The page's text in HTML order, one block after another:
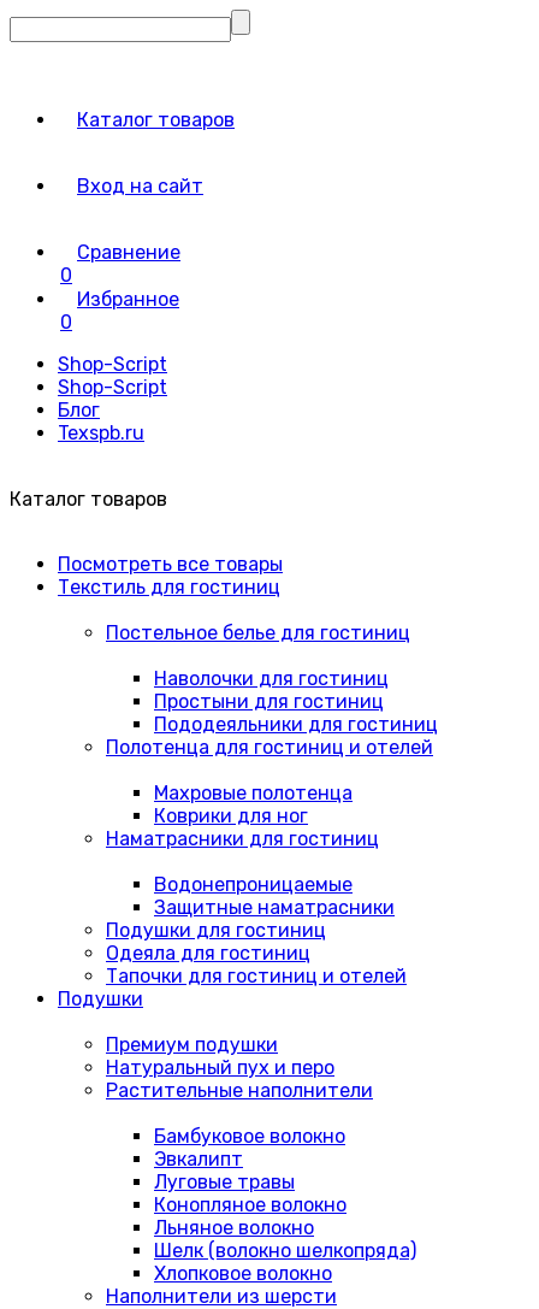
Каталог товаров
Вход на сайт
Сравнение
0
Избранное
0
Shop-Script
Shop-Script
Блог
Texspb.ru
Каталог товаров
Посмотреть все товары
Текстиль для гостиниц
Постельное белье для гостиниц
Наволочки для гостиниц
Простыни для гостиниц
Пододеяльники для гостиниц
Полотенца для гостиниц и отелей
Махровые полотенца
Коврики для ног
Наматрасники для гостиниц
Водонепроницаемые
Защитные наматрасники
Подушки для гостиниц
Одеяла для гостиниц
Тапочки для гостиниц и отелей
Подушки
Премиум подушки
Натуральный пух и перо
Растительные наполнители
Бамбуковое волокно
Эвкалипт
Луговые травы
Конопляное волокно
Льняное волокно
Шелк (волокно шелкопряда)
Хлопковое волокно
Наполнители из шерсти